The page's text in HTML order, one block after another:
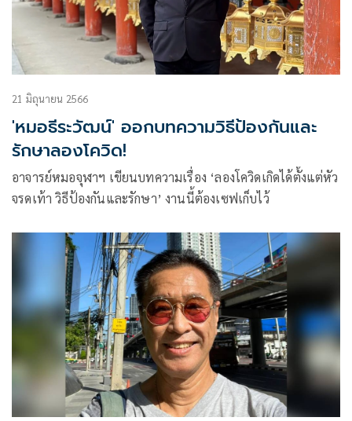
21 มิถุนายน 2566
'หมอธีระวัฒน์' ออกบทความวิธีป้องกันและ
รักษาลองโควิด!
อาจารย์หมอจุฬาฯ เขียนบทความเรื่อง ‘ลองโควิดเกิดได้ตั้งแต่หัว
จรดเท้า วิธีป้องกันและรักษา’ งานนี้ต้องเซฟเก็บไว้